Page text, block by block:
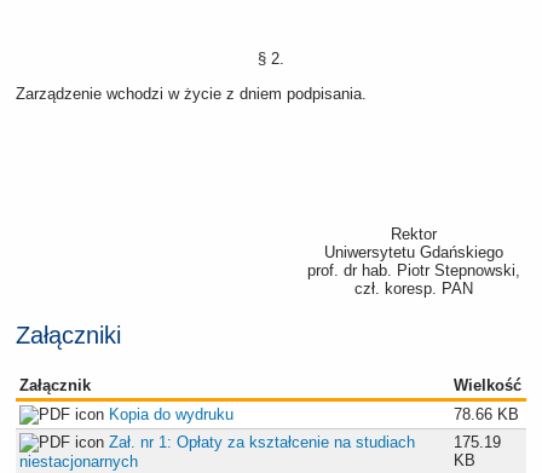
§ 2.
Zarządzenie wchodzi w życie z dniem podpisania.
Rektor
Uniwersytetu Gdańskiego
prof. dr hab. Piotr Stepnowski,
czł. koresp. PAN
Załączniki
Załącznik
Wielkość
Kopia do wydruku
78.66 KB
Zał. nr 1: Opłaty za kształcenie na studiach
niestacjonarnych
175.19
KB